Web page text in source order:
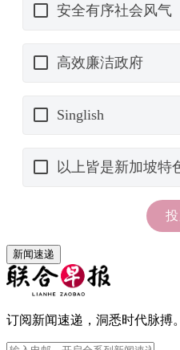
新闻速递
订阅新闻速递，洞悉时代脉搏。